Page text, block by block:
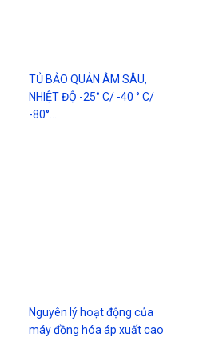
TỦ BẢO QUẢN ÂM SÂU,
NHIỆT ĐỘ -25° C/ -40 ° C/
-80°…
Nguyên lý hoạt động của
máy đồng hóa áp xuất cao